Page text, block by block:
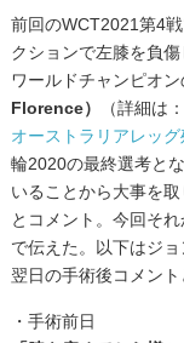
前回のWCT2021第4
クションで左膝を負
ワールドチャンピオン
Florence）
（詳細は：
オーストラリアレッ
輪2020の最終選考と
いることから大事を
とコメント。今回そ
で伝えた。以下はジ
翌日の手術後コメント
・手術前日